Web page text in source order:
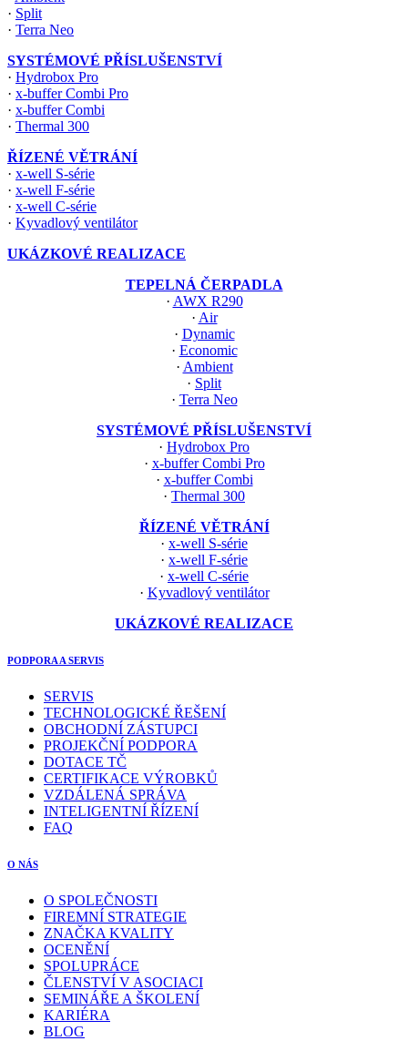
· Split
· Terra Neo
SYSTÉMOVÉ PŘÍSLUŠENSTVÍ
· Hydrobox Pro
· x-buffer Combi Pro
· x-buffer Combi
· Thermal 300
ŘÍZENÉ VĚTRÁNÍ
· x-well S-série
· x-well F-série
· x-well C-série
· Kyvadlový ventilátor
UKÁZKOVÉ REALIZACE
TEPELNÁ ČERPADLA
· AWX R290
· Air
· Dynamic
· Economic
· Ambient
· Split
· Terra Neo
SYSTÉMOVÉ PŘÍSLUŠENSTVÍ
· Hydrobox Pro
· x-buffer Combi Pro
· x-buffer Combi
· Thermal 300
ŘÍZENÉ VĚTRÁNÍ
· x-well S-série
· x-well F-série
· x-well C-série
· Kyvadlový ventilátor
UKÁZKOVÉ REALIZACE
PODPORA A SERVIS
SERVIS
TECHNOLOGICKÉ ŘEŠENÍ
OBCHODNÍ ZÁSTUPCI
PROJEKČNÍ PODPORA
DOTACE TČ
CERTIFIKACE VÝROBKŮ
VZDÁLENÁ SPRÁVA
INTELIGENTNÍ ŘÍZENÍ
FAQ
O NÁS
O SPOLEČNOSTI
FIREMNÍ STRATEGIE
ZNAČKA KVALITY
OCENĚNÍ
SPOLUPRÁCE
ČLENSTVÍ V ASOCIACI
SEMINÁŘE A ŠKOLENÍ
KARIÉRA
BLOG